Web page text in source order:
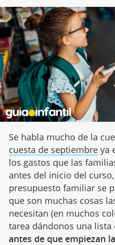
Se habla mucho de la
cuesta de septiembreya
los gastos que las
antes del inicio del
presupuesto familiar se
que son muchas cosas
necesitan (en muchos
tarea dándonos una lista
antes de que empiezan